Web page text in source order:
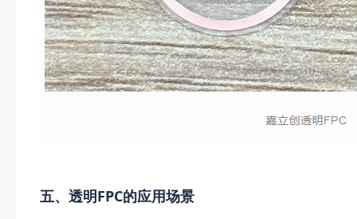
五、透明FPC的应用场景